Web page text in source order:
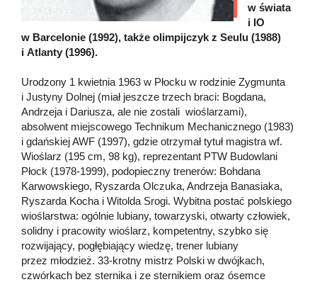
w świata
i IO
w Barcelonie (1992), także olimpijczyk z Seulu (1988)
i Atlanty (1996).
Urodzony 1 kwietnia 1963 w Płocku w rodzinie Zygmunta
i Justyny Dolnej (miał jeszcze trzech braci: Bogdana,
Andrzeja i Dariusza, ale nie zostali wioślarzami),
absolwent miejscowego Technikum Mechanicznego (1983)
i gdańskiej AWF (1997), gdzie otrzymał tytuł magistra wf.
Wioślarz (195 cm, 98 kg), reprezentant PTW Budowlani
Płock (1978-1999), podopieczny trenerów: Bohdana
Karwowskiego, Ryszarda Olczuka, Andrzeja Banasiaka,
Ryszarda Kocha i Witolda Srogi. Wybitna postać polskiego
wioślarstwa: ogólnie lubiany, towarzyski, otwarty człowiek,
solidny i pracowity wioślarz, kompetentny, szybko się
rozwijający, pogłębiający wiedzę, trener lubiany
przez młodzież. 33-krotny mistrz Polski w dwójkach,
czwórkach bez sternika i ze sternikiem oraz ósemce